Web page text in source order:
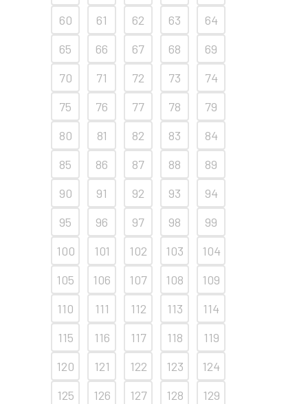
60
61 62 63
64
65
66 67 68
69
70
71 72 73
74
75
76 77 78
79
80
81 82 83
84
85
86 87 88
89
90
91 92 93
94
95
96 97 98
99
100
101 102 103
104
105
106 107 108
109
110
111 112 113
114
115
116 117 118
119
120
121 122 123
124
125
126 127 128
129